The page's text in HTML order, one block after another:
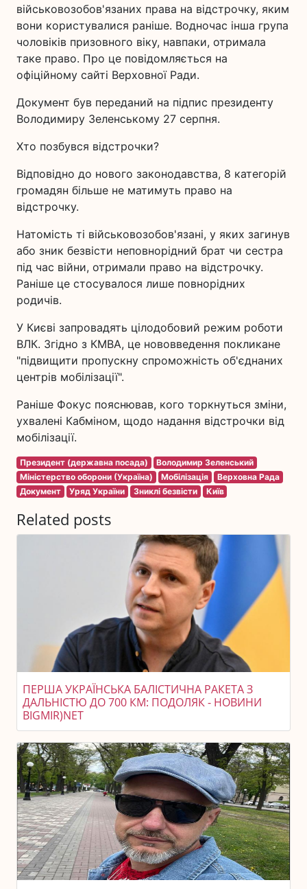
військовозобов'язаних права на відстрочку, яким
вони користувалися раніше. Водночас інша група
чоловіків призовного віку, навпаки, отримала
таке право. Про це повідомляється на
офіційному сайті Верховної Ради.
Документ був переданий на підпис президенту
Володимиру Зеленському 27 серпня.
Хто позбувся відстрочки?
Відповідно до нового законодавства, 8 категорій
громадян більше не матимуть право на
відстрочку.
Натомість ті військовозобов'язані, у яких загинув
або зник безвісти неповнорідний брат чи сестра
під час війни, отримали право на відстрочку.
Раніше це стосувалося лише повнорідних
родичів.
У Києві запровадять цілодобовий режим роботи
ВЛК. Згідно з КМВА, це нововведення покликане
"підвищити пропускну спроможність об'єднаних
центрів мобілізації".
Раніше Фокус пояснював, кого торкнуться зміни,
ухвалені Кабміном, щодо надання відстрочки від
мобілізації.
Президент (державна посада)
Володимир Зеленський
Міністерство оборони (Україна)
Мобілізація
Верховна Рада
Документ
Уряд України Зниклі безвісти Київ
Related posts
ПЕРША УКРАЇНСЬКА БАЛІСТИЧНА РАКЕТА З
ДАЛЬНІСТЮ ДО 700 КМ: ПОДОЛЯК - НОВИНИ
BIGMIR)NET